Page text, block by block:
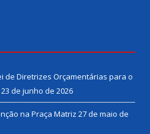
de Diretrizes Orçamentárias para o
23 de junho de 2026
na Praça Matriz 27 de maio de